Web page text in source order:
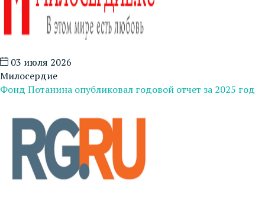
03 июля 2026
Милосердие
Фонд Потанина опубликовал годовой отчет за 2025 год